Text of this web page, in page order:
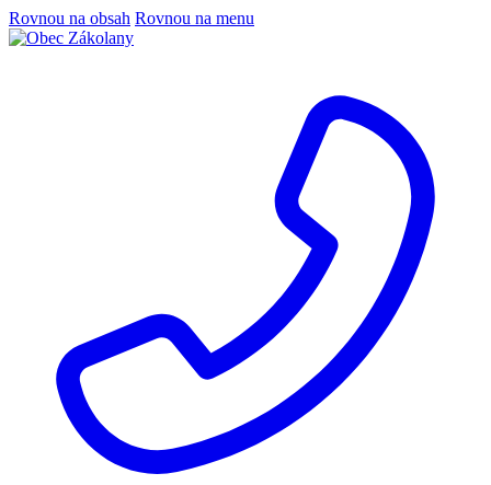
Rovnou na obsah Rovnou na menu